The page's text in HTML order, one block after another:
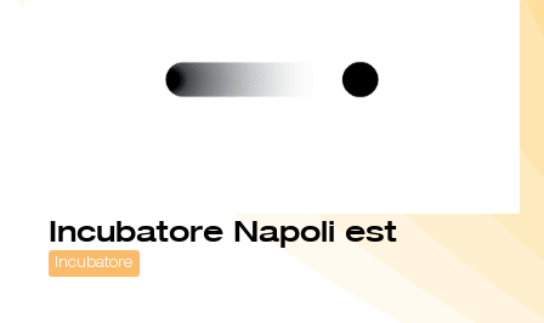
Incubatore Napoli est
Incubatore